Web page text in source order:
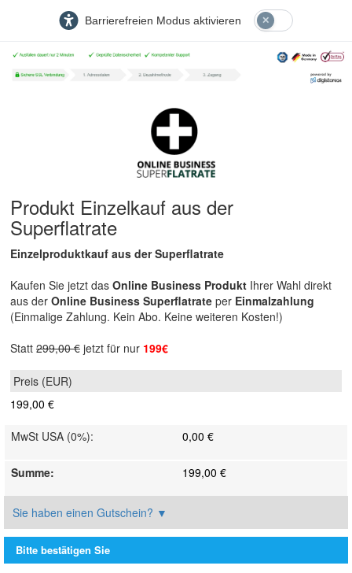
Barrierefreien Modus aktivieren
Produkt Einzelkauf aus der
Superflatrate
Einzelproduktkauf aus der Superflatrate
Kaufen Sie jetzt das Online Business Produkt Ihrer Wahl direkt
aus der Online Business Superflatrate per Einmalzahlung
(Einmalige Zahlung. Kein Abo. Keine weiteren Kosten!)
Statt 299,00 € jetzt für nur 199€
199,00 €
MwSt USA (0%): 0,00 €
Summe: 199,00 €
Sie haben einen Gutschein? ▼
Bitte bestätigen Sie